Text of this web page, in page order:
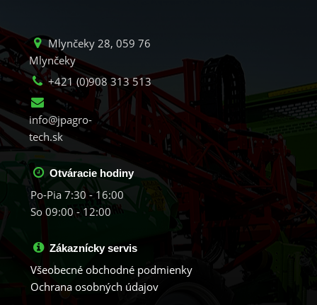
Mlynčeky 28, 059 76
Mlynčeky
+421 (0)908 313 513
info@jpagro-
tech.sk
Otváracie hodiny
Po-Pia 7:30 - 16:00
So 09:00 - 12:00
Zákaznícky servis
Všeobecné obchodné podmienky
Ochrana osobných údajov